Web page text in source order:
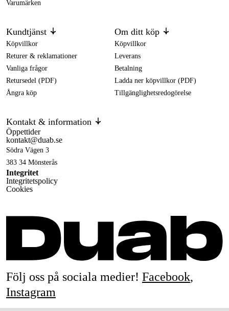
Varumärken
Kundtjänst
Köpvillkor
Returer & reklamationer
Vanliga frågor
Retursedel (PDF)
Ångra köp
Om ditt köp
Köpvillkor
Leverans
Betalning
Ladda ner köpvillkor (PDF)
Tillgänglighetsredogörelse
Kontakt & information
Öppettider
kontakt@duab.se
Södra Vägen 3
383 34 Mönsterås
Integritet
Integritetspolicy
Cookies
Följ oss på sociala medier! Facebook,
Instagram